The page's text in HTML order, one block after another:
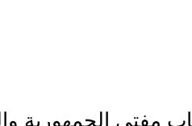
مفتي الجمهورية